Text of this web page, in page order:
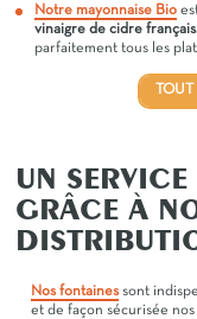
Notre mayonnaise Bio
vinaigre de cidre
parfaitement tous les
UN
GRÂCE À
Nos fontainessont
et de façon sécurisée nos